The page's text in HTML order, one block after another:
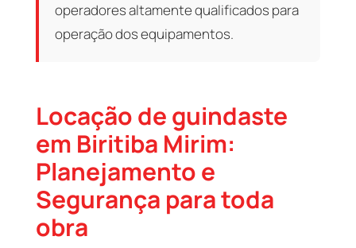
operadores altamente qualificados para
operação dos equipamentos.
Locação de guindaste
em Biritiba Mirim:
Planejamento e
Segurança para toda
obra